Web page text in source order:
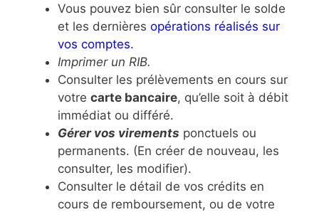
Vous pouvez bien sûr consulter le solde
et les dernières opérations réalisés sur
vos comptes.
Imprimer un RIB.
Consulter les prélèvements en cours sur
votre carte bancaire, qu’elle soit à débit
immédiat ou différé.
Gérer vos virements ponctuels ou
permanents. (En créer de nouveau, les
consulter, les modifier).
Consulter le détail de vos crédits en
cours de remboursement, ou de votre